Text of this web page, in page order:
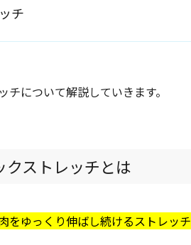
チ
チについて解説していきます。
クストレッチとは
をゆっくり伸ばし続けるストレッチ